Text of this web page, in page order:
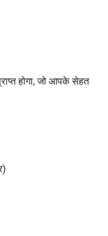
होगा, जो आपके सेहत